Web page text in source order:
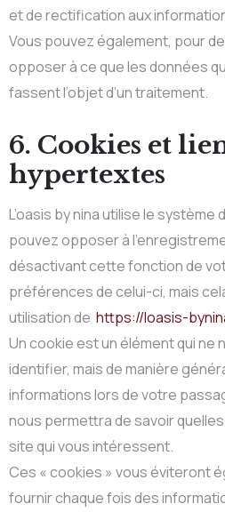
et de rectification aux
Vous pouvez également, pour
opposer à ce que les données
fassent l’objet d’un traitement.
6. Cookies et
hypertextes
L’oasis by nina utilise le système
pouvez opposer à
désactivant cette fonction de
préférences de celui-ci, mais
utilisation de https://loasis-
Un cookie est un élément qui ne
identifier, mais de manière
informations lors de votre
nous permettra de savoir
site qui vous intéressent.
Ces « cookies » vous éviteront
fournir chaque fois des